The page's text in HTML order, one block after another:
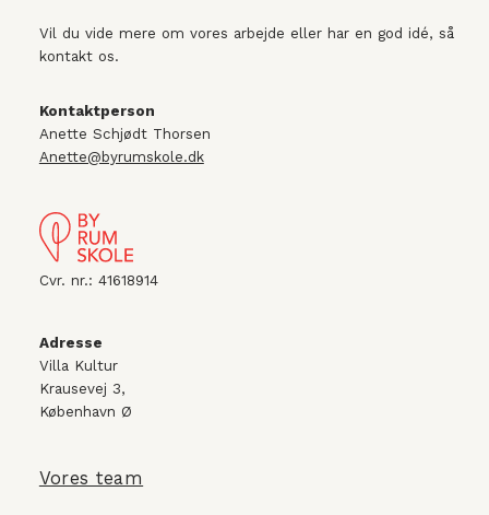
Vil du vide mere om vores arbejde eller har en god idé, så
kontakt os.
Kontaktperson
Anette Schjødt Thorsen
Anette@byrumskole.dk
Cvr. nr.: 41618914
Adresse
Villa Kultur
Krausevej 3,
København Ø
Vores team